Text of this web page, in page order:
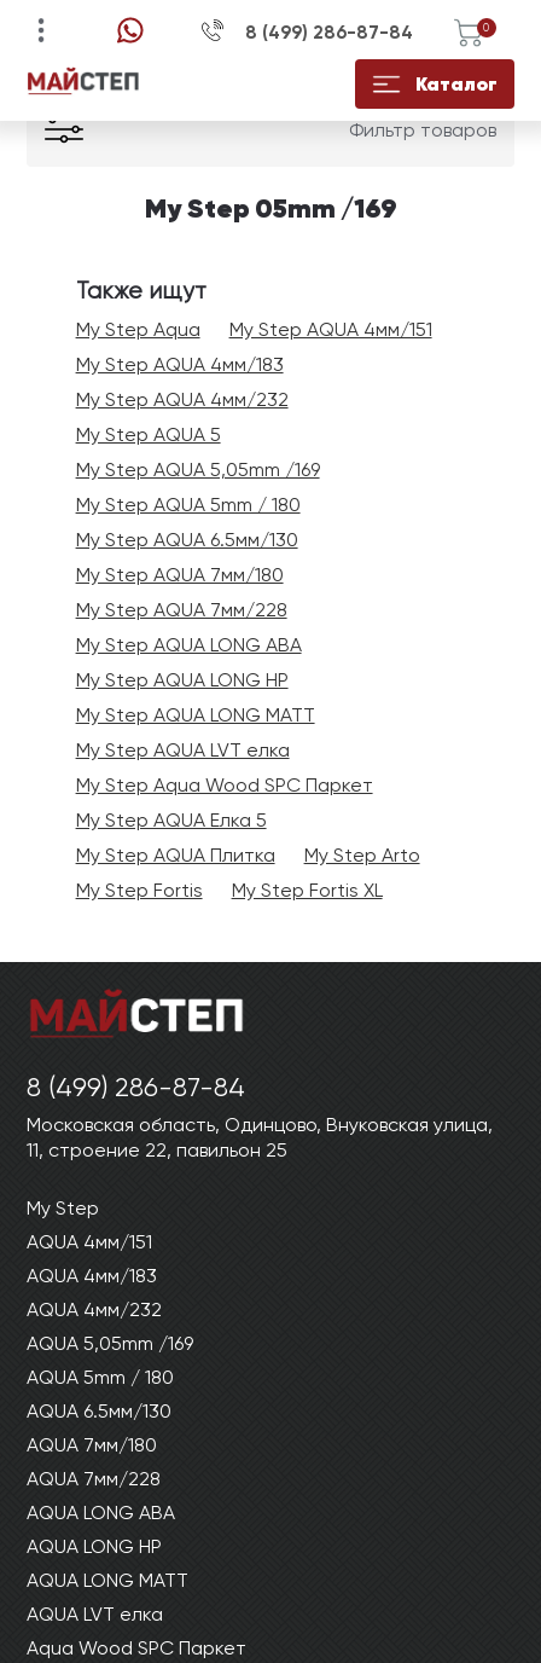
УЗНАЙТЕ ЦЕНУ СО
ЗАПОЛНИТЕ ФОРМУ И НАШ
ОТПРАВИТЬ
Ваши данные не будут переданы третьим
лицам
ЕСТЬ ВОПРОСЫ?
МЕНЕДЖЕР СВЯЖЕТСЯ С ВАМИ В
ТЕЧЕНИЕ 15 МИНУТ ДЛЯ
ОТПРАВИТЬ
Ваши данные не будут переданы третьим
лицам
КУПИТЬ В 1 КЛИК
МЕНЕДЖЕР СВЯЖЕТСЯ С ВАМИ В
ТЕЧЕНИЕ 15 МИНУТ ДЛЯ
ОТПРАВИТЬ
Ваши данные не будут переданы третьим
лицам
8 (499) 286-87-84 0
Каталог
Фильтр товаров
My Step 05mm /169
Также ищут
My Step Aqua
My Step AQUA 4мм/151
My Step AQUA 4мм/183
My Step AQUA 4мм/232
My Step AQUA 5
My Step AQUA 5,05mm /169
My Step AQUA 5mm / 180
My Step AQUA 6.5мм/130
My Step AQUA 7мм/180
My Step AQUA 7мм/228
My Step AQUA LONG ABA
My Step AQUA LONG HP
My Step AQUA LONG MATT
My Step AQUA LVT елка
My Step Aqua Wood SPC Паркет
My Step AQUA Елка 5
My Step AQUA Плитка
My Step Arto
My Step Fortis
My Step Fortis XL
8 (499) 286-87-84
Московская область, Одинцово, Внуковская улица,
11, строение 22, павильон 25
My Step
AQUA 4мм/151
AQUA 4мм/183
AQUA 4мм/232
AQUA 5,05mm /169
AQUA 5mm / 180
AQUA 6.5мм/130
AQUA 7мм/180
AQUA 7мм/228
AQUA LONG ABA
AQUA LONG HP
AQUA LONG MATT
AQUA LVT елка
Aqua Wood SPC Паркет